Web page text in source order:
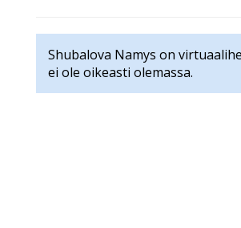
Shubalova Namys on
ei ole oikeasti olemassa.